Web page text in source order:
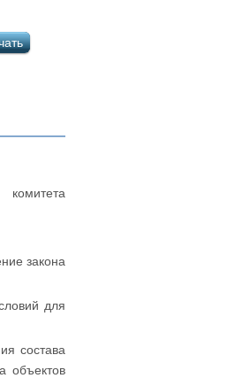
закона
для
состава
объектов